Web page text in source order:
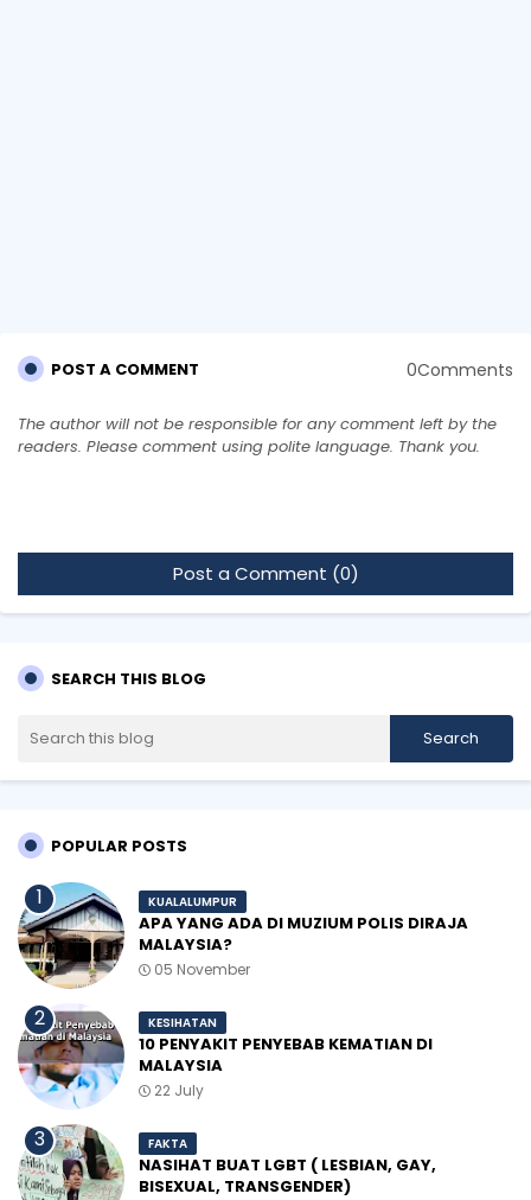
POST A COMMENT 0Comments
The author will not be responsible for any comment left by the
readers. Please comment using polite language. Thank you.
Post a Comment (0)
SEARCH THIS BLOG
POPULAR POSTS
KUALALUMPUR
APA YANG ADA DI MUZIUM POLIS DIRAJA
MALAYSIA?
05 November
KESIHATAN
10 PENYAKIT PENYEBAB KEMATIAN DI
MALAYSIA
22 July
FAKTA
NASIHAT BUAT LGBT ( LESBIAN, GAY,
BISEXUAL, TRANSGENDER)